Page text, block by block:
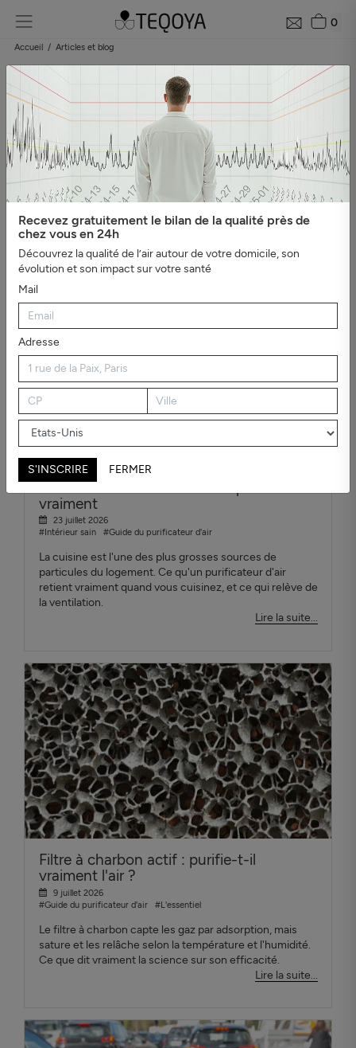
0
Accueil Articles et blog
Blog : guide de la qualité de l'air
Catégories
#Tout afficher
#Bien-être, sommeil et ions
négatifs
#L'essentiel #Guide du purificateur d'air
#Pollution
de l'air
#Asthme et
allergies
#Véhicules #Evénements #Intérieur sain
#Virus,
bactéries et moisissures
#Mauvaises odeurs
#Santé et
productivité au travail
Purificateur d'air cuisine : ce qui marche
vraiment
23 juillet 2026
#Intérieur sain
#Guide du purificateur d'air
La cuisine est l'une des plus grosses sources de
particules du logement. Ce qu'un purificateur d'air
retient vraiment quand vous cuisinez, et ce qui relève de
la ventilation.
Lire la suite...
Filtre à charbon actif : purifie-t-il
vraiment l'air ?
9 juillet 2026
#Guide du purificateur d'air
#L'essentiel
Le filtre à charbon capte les gaz par adsorption, mais
sature et les relâche selon la température et l'humidité.
Ce que dit vraiment la science sur son efficacité.
Lire la suite...
Recevez gratuitement le bilan de la qualité près de
chez vous en 24h
Découvrez la qualité de l’air autour de votre domicile, son
évolution et son impact sur votre santé
Mail
Adresse
S'INSCRIRE FERMER